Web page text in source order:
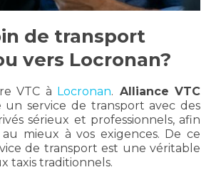
de transport
vers Locronan?
VTC à Locronan. Alliance VTC
un service de transport avec des
sérieux et professionnels, afin
mieux à vos exigences. De ce
de transport est une véritable
taxis traditionnels.